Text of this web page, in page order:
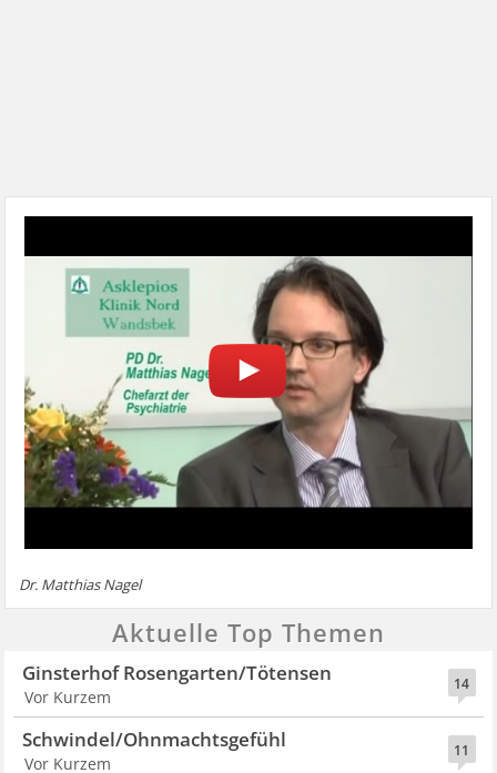
Dr. Matthias Nagel
Aktuelle Top Themen
14
Ginsterhof Rosengarten/Tötensen
Vor Kurzem
11
Schwindel/Ohnmachtsgefühl
Vor Kurzem